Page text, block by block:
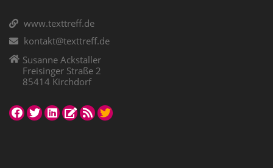
www.texttreff.de
kontakt@texttreff.de
Susanne Ackstaller
Freisinger Straße 2
85414 Kirchdorf